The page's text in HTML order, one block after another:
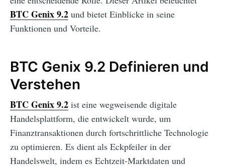
BTC Genix 9.2 und bietet Einblicke in seine
Funktionen und Vorteile.
BTC Genix 9.2 Definieren und
Verstehen
BTC Genix 9.2 ist eine wegweisende digitale
Handelsplattform, die entwickelt wurde, um
Finanztransaktionen durch fortschrittliche Technologie
zu optimieren. Es dient als Eckpfeiler in der
Handelswelt, indem es Echtzeit-Marktdaten und